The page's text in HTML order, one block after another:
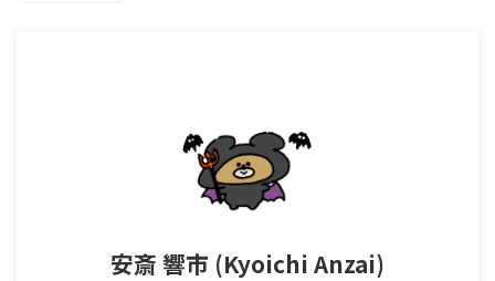
安斎 響市 (Kyoichi Anzai)